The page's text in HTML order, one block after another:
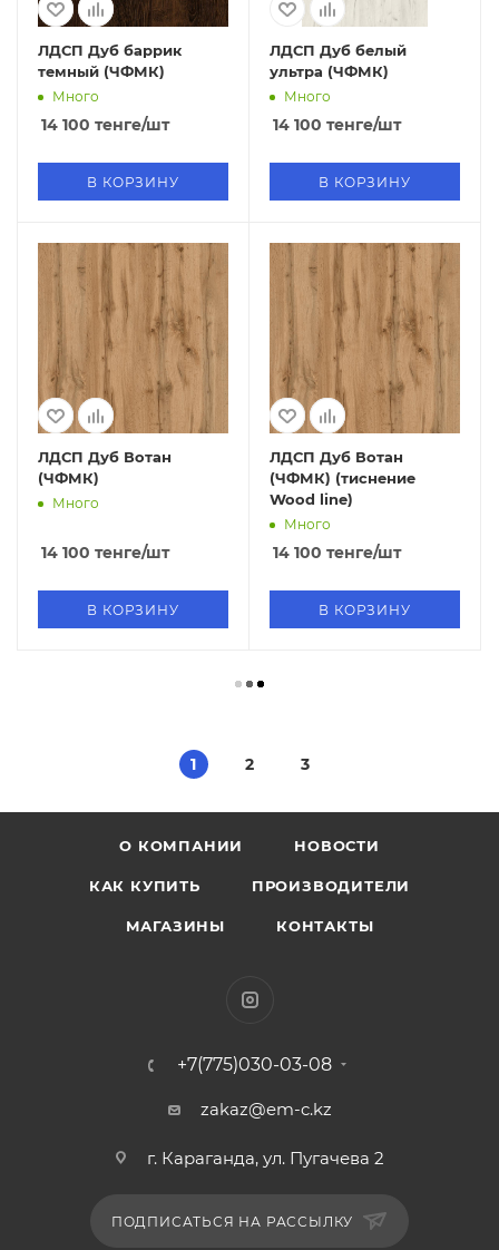
ЛДСП Дуб баррик
темный (ЧФМК)
Много
14 100 тенге/шт
В КОРЗИНУ
ЛДСП Дуб белый
ультра (ЧФМК)
Много
14 100 тенге/шт
В КОРЗИНУ
ЛДСП Дуб Вотан
(ЧФМК)
Много
14 100 тенге/шт
В КОРЗИНУ
ЛДСП Дуб Вотан
(ЧФМК) (тиснение
Wood line)
Много
14 100 тенге/шт
В КОРЗИНУ
1 2 3
О КОМПАНИИ НОВОСТИ
КАК КУПИТЬ ПРОИЗВОДИТЕЛИ
МАГАЗИНЫ КОНТАКТЫ
+7(775)030-03-08
zakaz@em-c.kz
г. Караганда, ул. Пугачева 2
ПОДПИСАТЬСЯ НА РАССЫЛКУ